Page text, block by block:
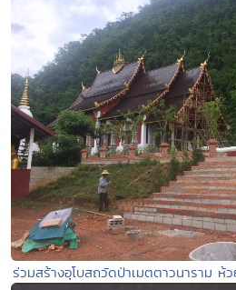
ร่วมสร้างอุโบสถวัดป่าเมตตาวนาราม ห้